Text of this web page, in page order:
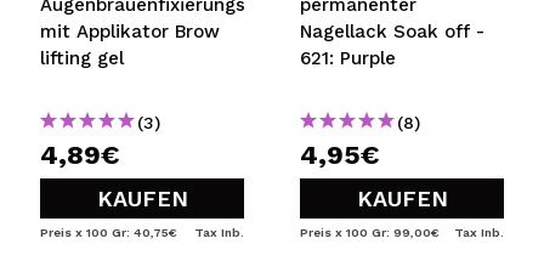
Augenbrauenfixierungsgel
mit Applikator Brow
lifting gel
(3)
4,89€
KAUFEN
Preis x 100 Gr: 40,75€ Tax Inb.
permanenter
Nagellack Soak off -
621: Purple
(8)
4,95€
KAUFEN
Preis x 100 Gr: 99,00€ Tax Inb.